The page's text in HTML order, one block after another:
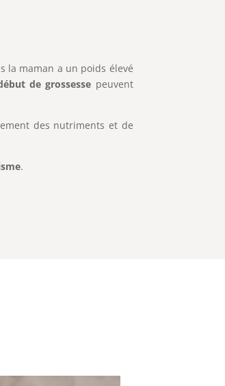
la maman a un poids élevé
de grossesse peuvent
des nutriments et de
.